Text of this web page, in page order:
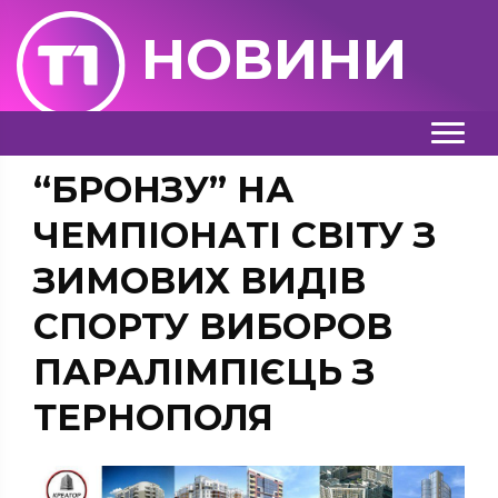
НОВИНИ
“БРОНЗУ” НА
ЧЕМПІОНАТІ СВІТУ З
ЗИМОВИХ ВИДІВ
СПОРТУ ВИБОРОВ
ПАРАЛІМПІЄЦЬ З
ТЕРНОПОЛЯ